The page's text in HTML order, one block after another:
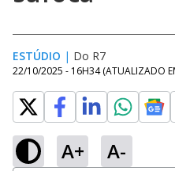
ESTÚDIO | Do R7
22/10/2025 - 16H34 (ATUALIZADO
A+ A-